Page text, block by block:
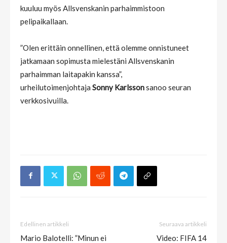
kuuluu myös Allsvenskanin parhaimmistoon
pelipaikallaan.
”Olen erittäin onnellinen, että olemme onnistuneet
jatkamaan sopimusta mielestäni Allsvenskanin
parhaimman laitapakin kanssa”,
urheilutoimenjohtaja Sonny Karlssonsanoo seuran
verkkosivuilla.
Edellinen artikkeli
Mario Balotelli: ”Minun ei
Seuraava artikkeli
Video: FIFA 14